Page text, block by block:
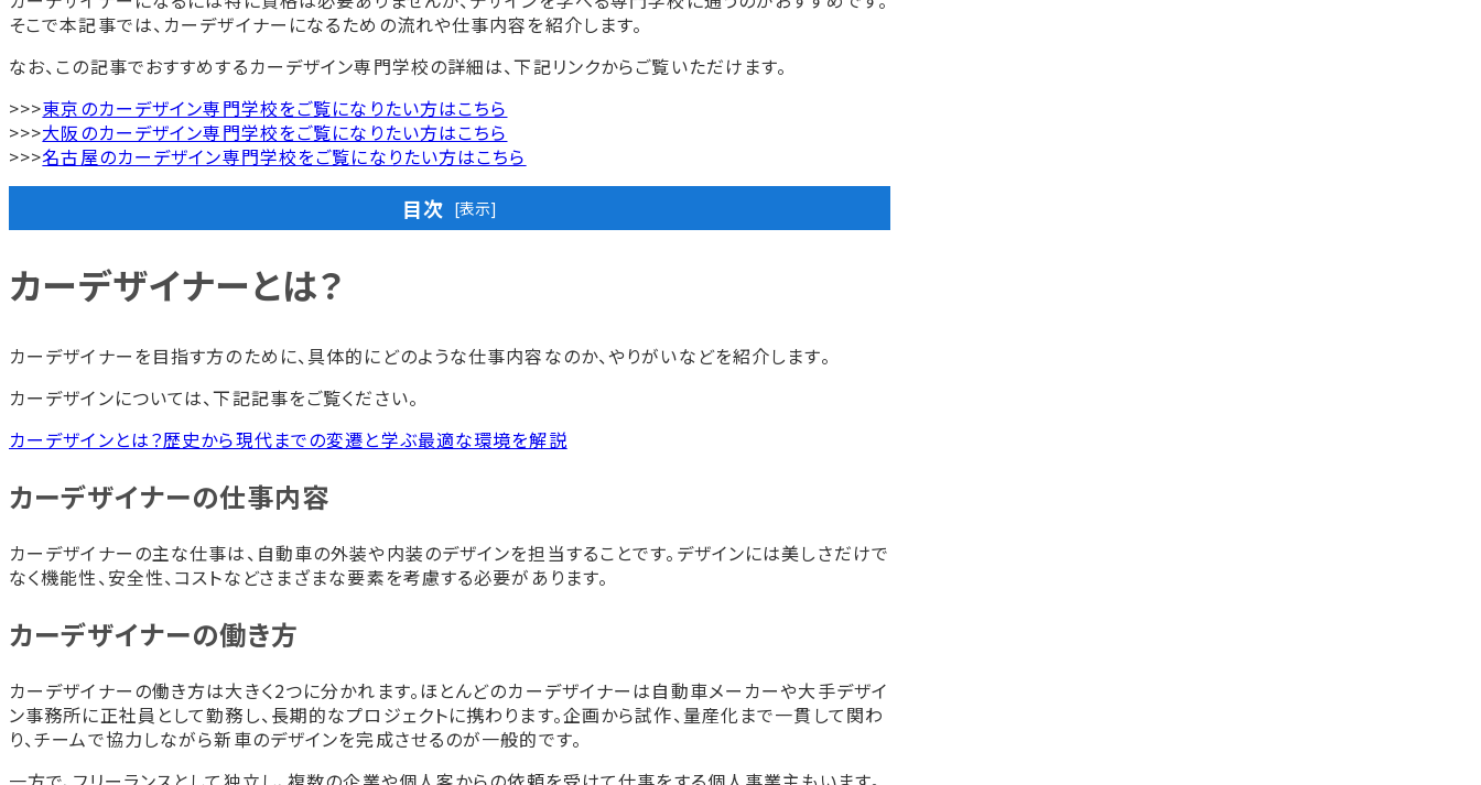
そこで本記事では、カーデザイナーになるための流れや仕事内容を紹介します。
なお、この記事でおすすめするカーデザイン専門学校の詳細は、下記リンクからご覧いただけます。
>>>東京のカーデザイン専門学校をご覧になりたい方はこちら
>>>大阪のカーデザイン専門学校をご覧になりたい方はこちら
>>>名古屋のカーデザイン専門学校をご覧になりたい方はこちら
目次 [表示]
カーデザイナーとは？
カーデザイナーの働き方
カーデザイナーのやりがい
カーデザインを学べる専門学校に通う
メーカーやデザイン事務所へ就職する
専門学校
大学
カーデザイナーに向いている人
自動車の知識に詳しい人
マーケティング力がある人
カーデザイナーとは？
カーデザイナーを目指す方のために、具体的にどのような仕事内容なのか、やりがいなどを紹介します。
カーデザインについては、下記記事をご覧ください。
カーデザインとは？歴史から現代までの変遷と学ぶ最適な環境を解説
カーデザイナーの仕事内容
カーデザイナーの主な仕事は、自動車の外装や内装のデザインを担当することです。デザインには美しさだけで
なく機能性、安全性、コストなどさまざまな要素を考慮する必要があります。
カーデザイナーの働き方
カーデザイナーの働き方は大きく2つに分かれます。ほとんどのカーデザイナーは自動車メーカーや大手デザイ
ン事務所に正社員として勤務し、長期的なプロジェクトに携わります。企画から試作、量産化まで一貫して関わ
り、チームで協力しながら新車のデザインを完成させるのが一般的です。